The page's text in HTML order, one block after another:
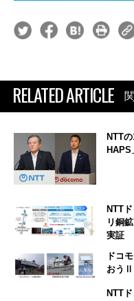
RELATED ARTICLE
NTT
NTT
リ銅
実証
ドコ
おうⅡ
NTT